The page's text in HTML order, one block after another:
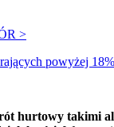
>
powyżej
hurtowy takimi